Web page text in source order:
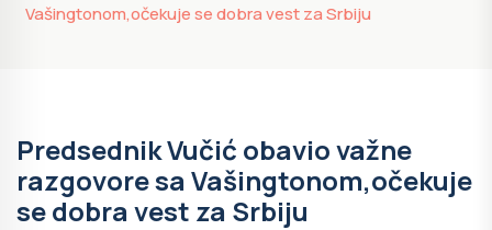
Vašingtonom,očekuje se dobra vest za Srbiju
Predsednik Vučić obavio važne
razgovore sa Vašingtonom,očekuje
se dobra vest za Srbiju